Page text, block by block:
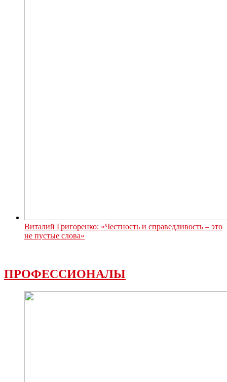
Виталий Григоренко: «Честность и справедливость – это
не пустые слова»
ПРОФЕССИОНАЛЫ